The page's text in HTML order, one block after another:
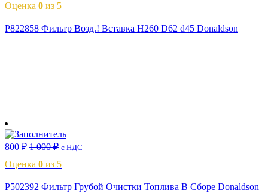
Оценка 0 из 5
P822858 Фильтр Возд.! Вставка H260 D62 d45 Donaldson
800 ₽ 1 000₽ с НДС
Оценка 0 из 5
P502392 Фильтр Грубой Очистки Топлива В Сборе Donaldson